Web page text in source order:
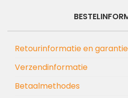
Retourinformatie en garantie
Verzendinformatie
Betaalmethodes